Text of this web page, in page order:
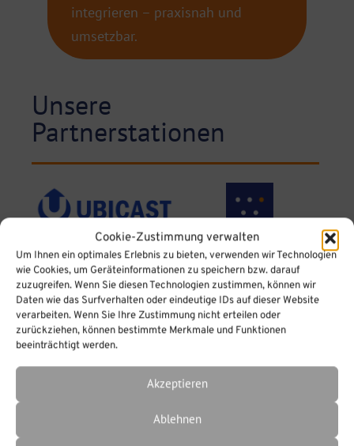
Cookie-Zustimmung verwalten
Um Ihnen ein optimales Erlebnis zu bieten, verwenden wir Technologien
wie Cookies, um Geräteinformationen zu speichern bzw. darauf
zuzugreifen. Wenn Sie diesen Technologien zustimmen, können wir
Daten wie das Surfverhalten oder eindeutige IDs auf dieser Website
verarbeiten. Wenn Sie Ihre Zustimmung nicht erteilen oder
zurückziehen, können bestimmte Merkmale und Funktionen
beeinträchtigt werden.
Akzeptieren
Ablehnen
integrieren – praxisnah und
umsetzbar.
Unsere
Partnerstationen
UbiCast
Halle 1 | A 1
Wunderbyte
Halle 1 | A 10
think modular